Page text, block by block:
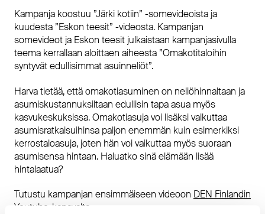
Kampanja koostuu ”Järki kotiin” -somevideoista ja
kuudesta ”Eskon teesit” -videosta. Kampanjan
somevideot ja Eskon teesit julkaistaan kampanjasivulla
teema kerrallaan aloittaen aiheesta ”Omakotitaloihin
syntyvät edullisimmat asuinneliöt”.
Harva tietää, että omakotiasuminen on neliöhinnaltaan ja
asumiskustannuksiltaan edullisin tapa asua myös
kasvukeskuksissa. Omakotiasuja voi lisäksi vaikuttaa
asumisratkaisuihinsa paljon enemmän kuin esimerkiksi
kerrostaloasuja, joten hän voi vaikuttaa myös suoraan
asumisensa hintaan. Haluatko sinä elämään lisää
hintalaatua?
Tutustu kampanjan ensimmäiseen videoon DEN Finlandin
Youtube-kanavalta